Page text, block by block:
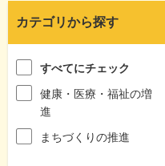
カテゴリから探す
すべてにチェック
健康・医療・福祉の増
進
まちづくりの推進